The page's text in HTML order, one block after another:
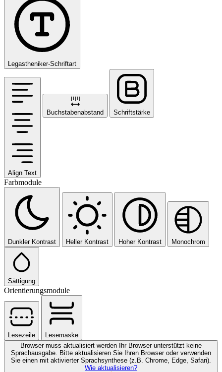
Legastheniker-Schriftart
Align Text
Buchstabenabstand Schriftstärke
Farbmodule
Dunkler Kontrast Heller Kontrast Hoher Kontrast Monochrom
Sättigung
Orientierungsmodule
Lesezeile
Lesemaske
Browser muss aktualisiert werden Ihr Browser unterstützt keine
Sprachausgabe. Bitte aktualisieren Sie Ihren Browser oder verwenden
Sie einen mit aktivierter Sprachsynthese (z.B. Chrome, Edge, Safari).
Wie aktualisieren?